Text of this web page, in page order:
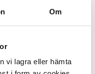
Om
vi lagra eller hämta